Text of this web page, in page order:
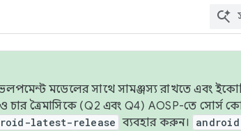
মডেলের সাথে সামঞ্জস্য রাখতে এবং
ও চার ত্রৈমাসিকে (Q2 এবং Q4) AOSP-তে সোর্স
latest-release ব্যবহার করুন।